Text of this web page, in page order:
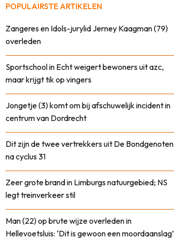
POPULAIRSTE ARTIKELEN
Zangeres en Idols-jurylid Jerney Kaagman (79)
overleden
Sportschool in Echt weigert bewoners uit azc,
maar krijgt tik op vingers
Jongetje (3) komt om bij afschuwelijk incident in
centrum van Dordrecht
Dit zijn de twee vertrekkers uit De Bondgenoten
na cyclus 31
Zeer grote brand in Limburgs natuurgebied; NS
legt treinverkeer stil
Man (22) op brute wijze overleden in
Hellevoetsluis: ‘Dit is gewoon een moordaanslag’